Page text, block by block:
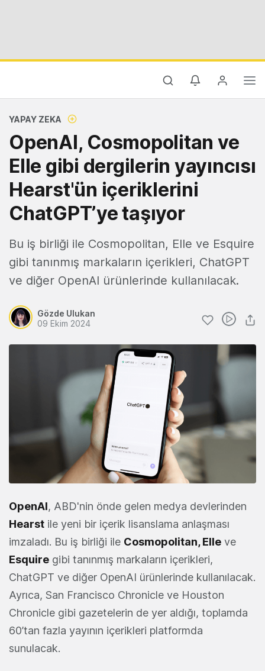
YAPAY ZEKA
OpenAI, Cosmopolitan ve
Elle gibi dergilerin yayıncısı
Hearst'ün içeriklerini
ChatGPT’ye taşıyor
Bu iş birliği ile Cosmopolitan, Elle ve Esquire
gibi tanınmış markaların içerikleri, ChatGPT
ve diğer OpenAI ürünlerinde kullanılacak.
Gözde Ulukan
09 Ekim 2024
OpenAI, ABD'nin önde gelen medya devlerinden
Hearst ile yeni bir içerik lisanslama anlaşması
imzaladı. Bu iş birliği ile Cosmopolitan, Elle ve
Esquire gibi tanınmış markaların içerikleri,
ChatGPT ve diğer OpenAI ürünlerinde kullanılacak.
Ayrıca, San Francisco Chronicle ve Houston
Chronicle gibi gazetelerin de yer aldığı, toplamda
60’tan fazla yayının içerikleri platformda
sunulacak.